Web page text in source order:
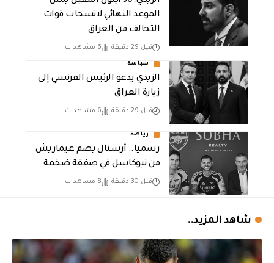
الموعد النهائي لانسحاب قوات
التحالف من العراق
قبل 29 دقيقة 6 مشاهدات
سياسة
الزيدي يدعو الرئيس الفرنسي إلى
زيارة العراق
قبل 29 دقيقة 6 مشاهدات
رياضة
رسميا.. أرسنال يضم غيماريش
من نيوكاسل في صفقة ضخمة
قبل 30 دقيقة 8 مشاهدات
شاهد المزيد..